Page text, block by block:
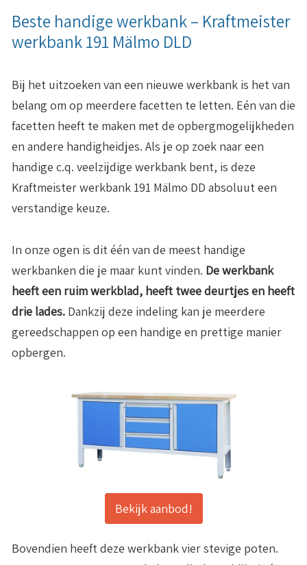
Beste handige werkbank – Kraftmeister
werkbank 191 Mälmo DLD
Bij het uitzoeken van een nieuwe werkbank is het van
belang om op meerdere facetten te letten. Eén van die
facetten heeft te maken met de opbergmogelijkheden
en andere handigheidjes. Als je op zoek naar een
handige c.q. veelzijdige werkbank bent, is deze
Kraftmeister werkbank 191 Mälmo DD absoluut een
verstandige keuze.
In onze ogen is dit één van de meest handige
werkbanken die je maar kunt vinden. De werkbank
heeft een ruim werkblad, heeft twee deurtjes en heeft
drie lades. Dankzij deze indeling kan je meerdere
gereedschappen op een handige en prettige manier
opbergen.
Bekijk aanbod!
Bovendien heeft deze werkbank vier stevige poten.